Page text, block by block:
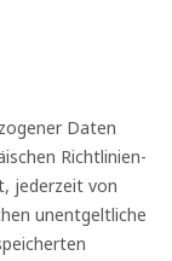
Daten
Richtlinien-
jederzeit von
unentgeltliche